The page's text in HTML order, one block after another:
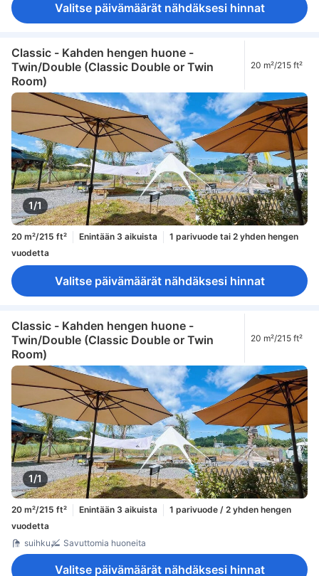
Valitse päivämäärät nähdäksesi hinnat
Classic - Kahden hengen huone -
Twin/Double (Classic Double or Twin
Room)
20 m²/215 ft²
1/1
20 m²/215 ft² Enintään 3 aikuista
1 parivuode tai 2 yhden hengen
vuodetta
Valitse päivämäärät nähdäksesi hinnat
Classic - Kahden hengen huone -
Twin/Double (Classic Double or Twin
Room)
20 m²/215 ft²
1/1
20 m²/215 ft² Enintään 3 aikuista
1 parivuode / 2 yhden hengen
vuodetta
suihku
Savuttomia huoneita
Valitse päivämäärät nähdäksesi hinnat